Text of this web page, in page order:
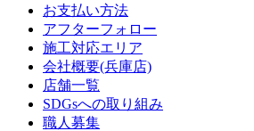
お支払い方法
アフターフォロー
施工対応エリア
会社概要(兵庫店)
店舗一覧
SDGsへの取り組み
職人募集